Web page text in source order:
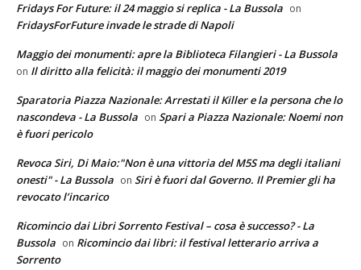
Fridays For Future: il 24 maggio si replica - La Bussola on
FridaysForFuture invade le strade di Napoli
Maggio dei monumenti: apre la Biblioteca Filangieri - La Bussola
on Il diritto alla felicità: il maggio dei monumenti 2019
Sparatoria Piazza Nazionale: Arrestati il Killer e la persona che lo
nascondeva - La Bussola on Spari a Piazza Nazionale: Noemi non
è fuori pericolo
Revoca Siri, Di Maio:"Non è una vittoria del M5S ma degli italiani
onesti" - La Bussola on Siri è fuori dal Governo. Il Premier gli ha
revocato l’incarico
Ricomincio dai Libri Sorrento Festival – cosa è successo? - La
Bussola on Ricomincio dai libri: il festival letterario arriva a
Sorrento